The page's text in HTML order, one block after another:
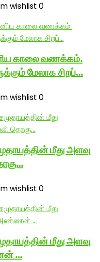
wishlist 0
காலை வணக்கம்.
மேலாக சிறப்…
wishlist 0
மீது அளவு
wishlist 0
மீது அளவு
…